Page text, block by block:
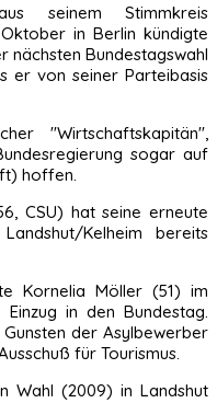
seinem Stimmkreis
in Berlin kündigte
nächsten Bundestagswahl
er von seiner Parteibasis
"Wirtschaftskapitän",
sogar auf
hoffen.
CSU) hat seine erneute
Kelheim bereits
Kornelia Möller (51) im
in den Bundestag.
der Asylbewerber
für Tourismus.
Wahl (2009) in Landshut